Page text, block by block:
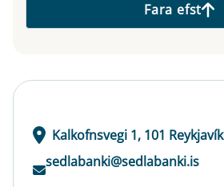
Fara efst
Kalkofnsvegi 1, 101 Reykjavík
sedlabanki@sedlabanki.is